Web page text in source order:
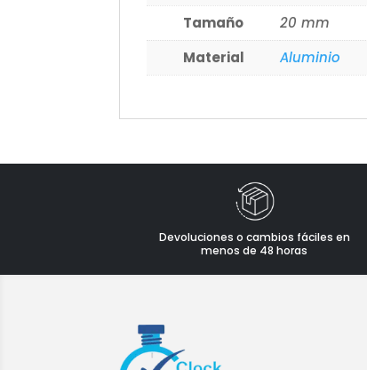
Tamaño
20 mm
Material
Aluminio
Devoluciones o cambios fáciles en
menos de 48 horas